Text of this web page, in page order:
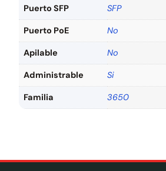
Puerto SFP SFP
Puerto PoE No
Apilable No
Administrable Si
Familia 3650